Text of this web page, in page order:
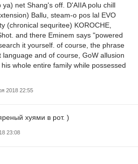
net Shang's off. D'AIIA polu chill
Ballu, steam-o pos lal EVO
(chronical sequritee) KOROCHE,
and there Eminem says "powered
it yourself. of course, the phrase
and of course, GoW allusion
whole entire family while possessed
2018 22:55
хуями в рот. )
23:08